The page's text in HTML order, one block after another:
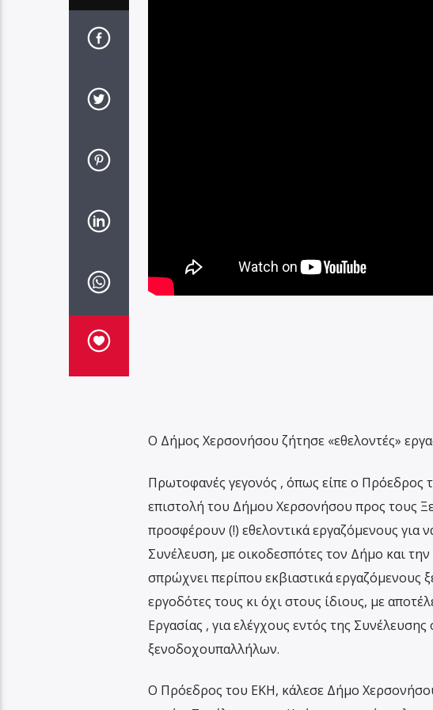
Ο Δήμος Χερσονήσου ζήτησε «εθελοντές»
Πρωτοφανές γεγονός , όπως είπε ο Πρόεδρος
επιστολή του Δήμου Χερσονήσου προς τους
προσφέρουν (!) εθελοντικά εργαζόμενους για
Συνέλευση, με οικοδεσπότες τον Δήμο και
σπρώχνει περίπου εκβιαστικά εργαζόμενους
εργοδότες τους κι όχι στους ίδιους, με
Εργασίας , για ελέγχους εντός της
ξενοδοχουπαλλήλων.
Ο Πρόεδρος του ΕΚΗ, κάλεσε Δήμο Χερσονήσου